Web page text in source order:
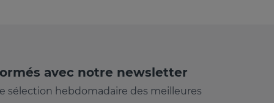
avec notre newsletter
sélection hebdomadaire des meilleures